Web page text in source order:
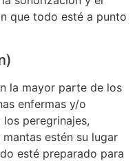
que todo esté a punto
la mayor parte de los
enfermas y/o
peregrinajes,
estén su lugar
esté preparado para